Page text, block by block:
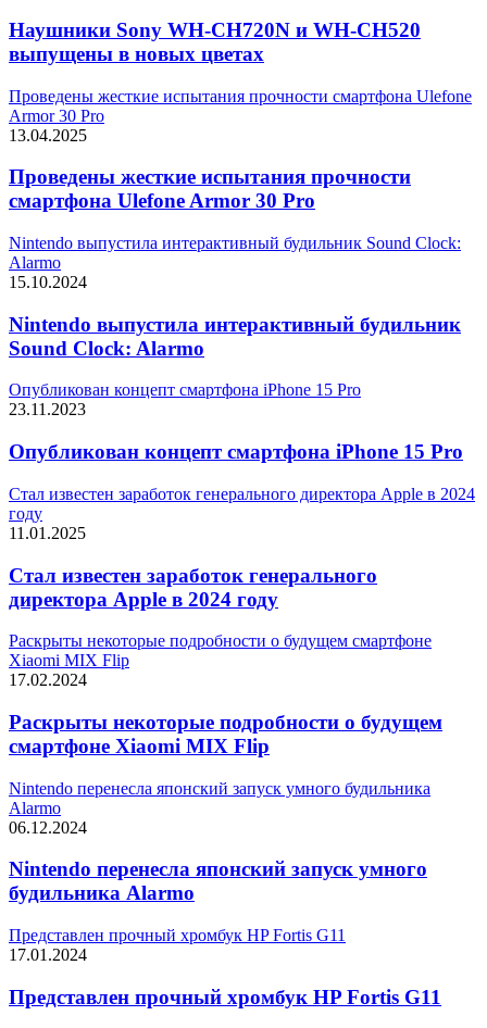
Наушники Sony WH-CH720N и WH-CH520
выпущены в новых цветах
Проведены жесткие испытания прочности смартфона Ulefone
Armor 30 Pro
13.04.2025
Проведены жесткие испытания прочности
смартфона Ulefone Armor 30 Pro
Nintendo выпустила интерактивный будильник Sound Clock:
Alarmo
15.10.2024
Nintendo выпустила интерактивный будильник
Sound Clock: Alarmo
Опубликован концепт смартфона iPhone 15 Pro
23.11.2023
Опубликован концепт смартфона iPhone 15 Pro
Стал известен заработок генерального директора Apple в 2024
году
11.01.2025
Стал известен заработок генерального
директора Apple в 2024 году
Раскрыты некоторые подробности о будущем смартфоне
Xiaomi MIX Flip
17.02.2024
Раскрыты некоторые подробности о будущем
смартфоне Xiaomi MIX Flip
Nintendo перенесла японский запуск умного будильника
Alarmo
06.12.2024
Nintendo перенесла японский запуск умного
будильника Alarmo
Представлен прочный хромбук HP Fortis G11
17.01.2024
Представлен прочный хромбук HP Fortis G11